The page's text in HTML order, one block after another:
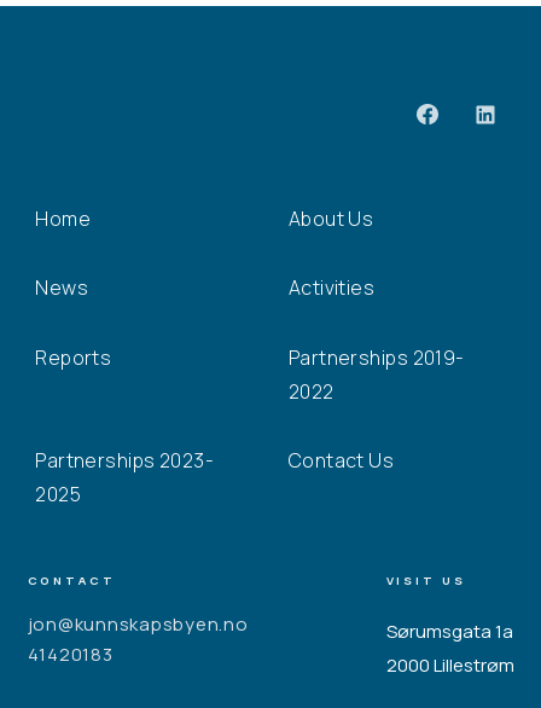
Home About Us
News Activities
Reports
Partnerships 2019-
2022
Partnerships 2023-
2025
Contact Us
CONTACT
jon@kunnskapsbyen.no
41420183
VISIT US
Sørumsgata 1a
2000 Lillestrøm